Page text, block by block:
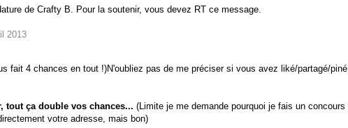
de Crafty B. Pour la soutenir, vous devez RT ce message.
2013
fait 4 chances en tout !)N'oubliez pas de me préciser si vous avez liké/partagé/piné
tout ça double vos chances... (Limite je me demande pourquoi je fais un concours
votre adresse, mais bon)